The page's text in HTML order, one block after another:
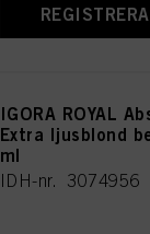
IGORA ROYAL
Extra ljusblond
ml
IDH-nr. 3074956